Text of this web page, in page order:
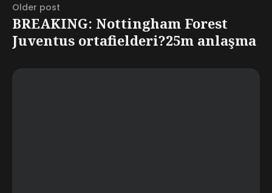
Older post
BREAKING: Nottingham Forest
Juventus ortafielderi?25m anlaşma